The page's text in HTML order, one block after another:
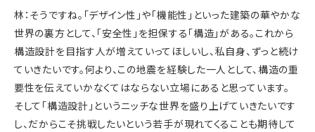
林：そうですね。「デザイン性」や「機能性」といった建築の華やかな
世界の裏方として、「安全性」を担保する「構造」がある。これから
構造設計を目指す人が増えていってほしいし、私自身、ずっと続け
ていきたいです。何より、この地震を経験した一人として、構造の重
要性を伝えていかなくてはならない立場にあると思っています。
そして「構造設計」というニッチな世界を盛り上げていきたいです
し、だからこそ挑戦したいという若手が現れてくることも期待して